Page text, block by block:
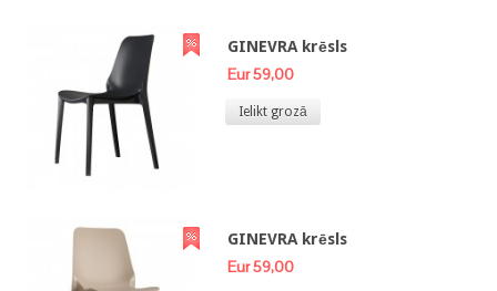
GINEVRA krēsls
Eur 59,00
Ielikt grozā
GINEVRA krēsls
Eur 59,00